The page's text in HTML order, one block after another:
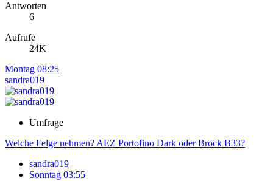
Antworten
6
Aufrufe
24K
Montag 08:25
sandra019
Umfrage
Welche Felge nehmen? AEZ Portofino Dark oder Brock B33?
sandra019
Sonntag 03:55